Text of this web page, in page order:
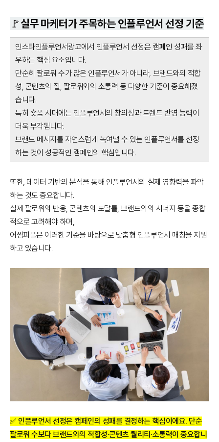
🚩실무 마케터가 주목하는 인플루언서 선정 기준
인스타인플루언서광고에서 인플루언서 선정은 캠페인 성패를 좌
우하는 핵심 요소입니다.
단순히 팔로워 수가 많은 인플루언서가 아니라, 브랜드와의 적합
성, 콘텐츠의 질, 팔로워와의 소통력 등 다양한 기준이 중요해졌
습니다.
특히 숏폼 시대에는 인플루언서의 창의성과 트렌드 반영 능력이
더욱 부각됩니다.
브랜드 메시지를 자연스럽게 녹여낼 수 있는 인플루언서를 선정
하는 것이 성공적인 캠페인의 핵심입니다.
또한, 데이터 기반의 분석을 통해 인플루언서의 실제 영향력을 파악
하는 것도 중요합니다.
실제 팔로워의 반응, 콘텐츠의 도달률, 브랜드와의 시너지 등을 종합
적으로 고려해야 하며,
어썸피플은 이러한 기준을 바탕으로 맞춤형 인플루언서 매칭을 지원
하고 있습니다.
✅ 인플루언서 선정은 캠페인의 성패를 결정하는 핵심이에요. 단순
팔로워 수보다브랜드와의 적합성·콘텐츠 퀄리티·소통력이 중요합니